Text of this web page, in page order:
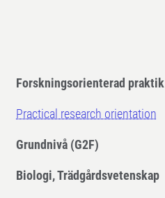
Forskningsorienterad praktik
Practical research orientation
Grundnivå (G2F)
Biologi, Trädgårdsvetenskap